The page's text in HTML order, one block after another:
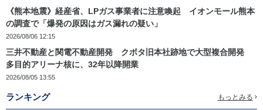
《熊本地震》経産省、LPガス事業者に注意喚起 イオンモール熊本
の調査で「爆発の原因はガス漏れの疑い」
2026/08/06 12:15
三井不動産と関電不動産開発 クボタ旧本社跡地で大型複合開発
多目的アリーナ核に、32年以降開業
2026/08/05 13:55
ランキング もっとみる